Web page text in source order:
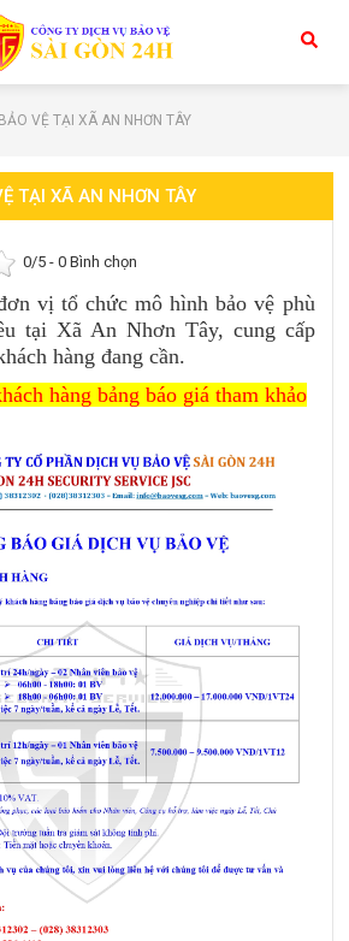
VỆ TẠI XÃ AN NHƠN TÂY
TẠI XÃ AN NHƠN TÂY
0/5 -0 Bình chọn
vị tổ chức mô hình bảo vệ phù
tại Xã An Nhơn Tây, cung cấp
hàng đang cần.
hàng bảng báo giá tham khảo